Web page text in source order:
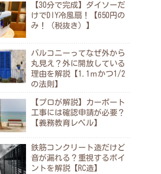
【30分で完成】ダイソーだ
けでDIY冷風扇！【650円の
み！（税抜き）】
バルコニーってなぜ外から
丸見え？外に開放している
理由を解説【1.1ｍかつ1/2
の法則】
【プロが解説】カーポート
工事には確認申請が必要？
【義務教育レベル】
鉄筋コンクリート造だけど
音が漏れる？重視するポイ
ントを解説【RC造】